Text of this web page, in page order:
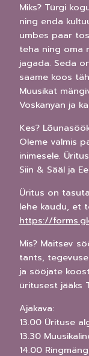
Miks? Türgi
ning enda
umbes paar
teha ning oma
jagada. Seda
saame koos
Muusikat
Voskanyan ja
Kes?
Oleme valmis
inimesele.
Siin & Sääl ja
Üritus on
lehe kaudu, et
https://
Mis? Maitsev
tants,
ja sööjate
üritusest jääks
Ajakava:
13.00 Ürituse
13.30
14.00